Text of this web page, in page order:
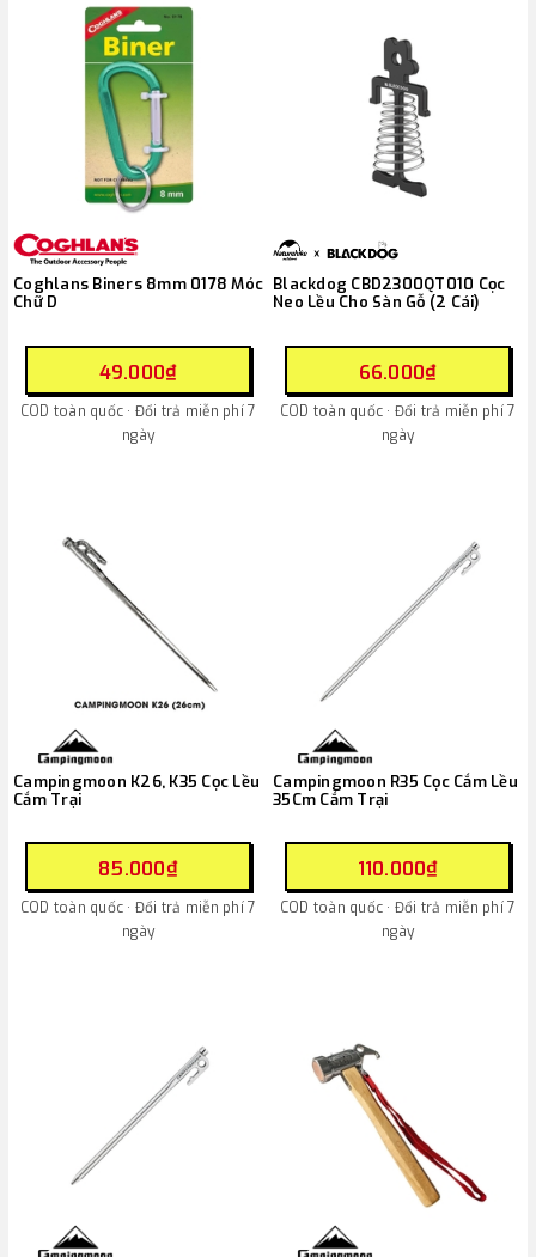
Coghlans Biners 8mm 0178 Móc
Chữ D
49.000₫
COD toàn quốc · Đổi trả miễn phí 7
ngày
Blackdog CBD2300QT010 Cọc
Neo Lều Cho Sàn Gỗ (2 Cái)
66.000₫
COD toàn quốc · Đổi trả miễn phí 7
ngày
Campingmoon K26, K35 Cọc Lều
Cắm Trại
85.000₫
COD toàn quốc · Đổi trả miễn phí 7
ngày
Campingmoon R35 Cọc Cắm Lều
35Cm Cắm Trại
110.000₫
COD toàn quốc · Đổi trả miễn phí 7
ngày